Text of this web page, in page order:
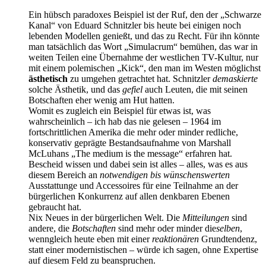
Ein hübsch paradoxes Beispiel ist der Ruf, den der „Schwarze
Kanal“ von Eduard Schnitzler bis heute bei einigen noch
lebenden Modellen genießt, und das zu Recht. Für ihn könnte
man tatsächlich das Wort „Simulacrum“ bemühen, das war in
weiten Teilen eine Übernahme der westlichen TV-Kultur, nur
mit einem polemischen „Kick“, den man im Westen möglichst
ästhetisch zu umgehen getrachtet hat. Schnitzlerdemaskierte
solche Ästhetik, und das gefiel auch Leuten, die mit seinen
Botschaften eher wenig am Hut hatten.
Womit es zugleich ein Beispiel für etwas ist, was
wahrscheinlich – ich hab das nie gelesen – 1964 im
fortschrittlichen Amerika die mehr oder minder redliche,
konservativ geprägte Bestandsaufnahme von Marshall
McLuhans „The medium is the message“ erfahren hat.
Bescheid wissen und dabei sein ist alles – alles, was es aus
diesem Bereich an notwendigen bis wünschenswerten
Ausstattunge und Accessoires für eine Teilnahme an der
bürgerlichen Konkurrenz auf allen denkbaren Ebenen
gebraucht hat.
Nix Neues in der bürgerlichen Welt. Die Mitteilungen sind
andere, die Botschaften sind mehr oder minder dieselben,
wenngleich heute eben mit einerreaktionären Grundtendenz,
statt einer modernistischen – würde ich sagen, ohne Expertise
auf diesem Feld zu beanspruchen.